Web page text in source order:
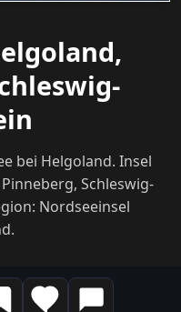
bei Helgoland. Insel
Schleswig-
Nordseeinsel